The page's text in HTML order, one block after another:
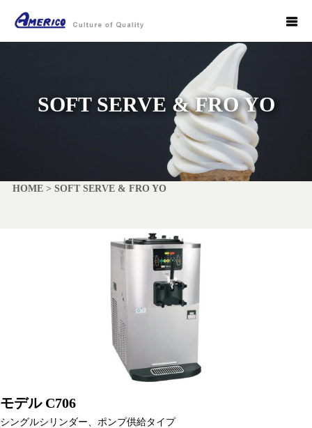
SOFT SERVE & FRO YO
HOME> SOFT SERVE & FRO YO
モデル C706
シングルシリンダー、ポンプ供給タイプ